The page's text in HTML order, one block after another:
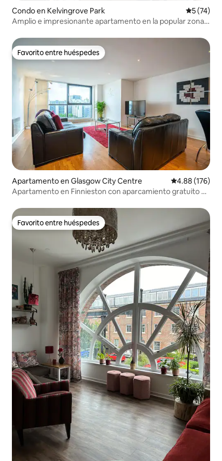
Condo en Kelvingrove Park
5 (74)
Amplio e impresionante apartamento en la popular zona
Favorito entre huéspedes
Favorito entre huéspedes
Apartamento en Glasgow City Centre Calificación
4.88 (176)
Apartamento en Finnieston con aparcamiento gratuito y
Favorito entre huéspedes
Favorito entre huéspedes